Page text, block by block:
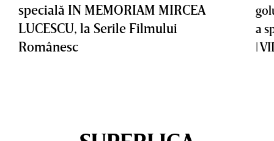
specială IN MEMORIAM MIRCEA
LUCESCU, la Serile Filmului
Românesc
a
|